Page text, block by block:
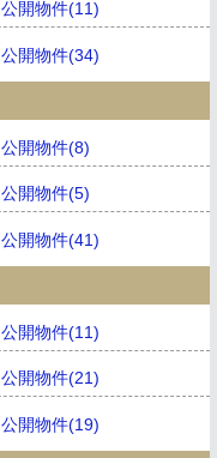
公開物件(11)
公開物件(34)
公開物件(8)
公開物件(5)
公開物件(41)
公開物件(11)
公開物件(21)
公開物件(19)